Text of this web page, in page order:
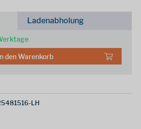
Ladenabholung
denWarenkorb
LH